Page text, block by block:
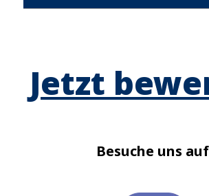
Jetzt
Besuche uns